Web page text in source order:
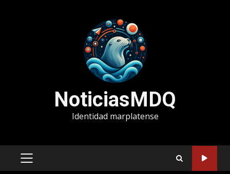
NoticiasMDQ
Identidad marplatense
MENÚ